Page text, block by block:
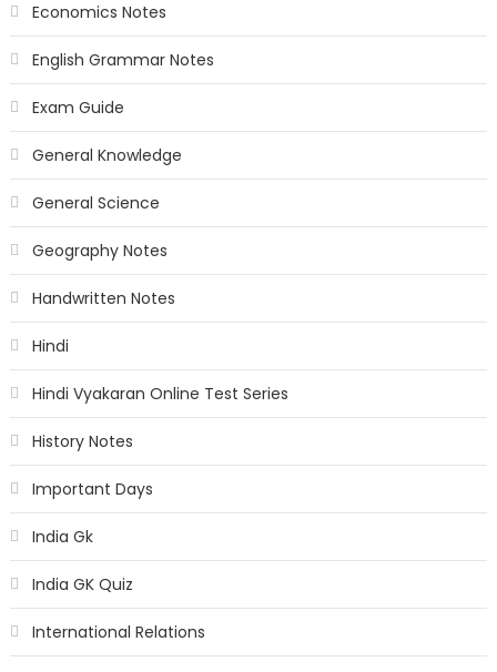
Economics Notes
English Grammar Notes
Exam Guide
General Knowledge
General Science
Geography Notes
Handwritten Notes
Hindi
Hindi Vyakaran Online Test Series
History Notes
Important Days
India Gk
India GK Quiz
International Relations